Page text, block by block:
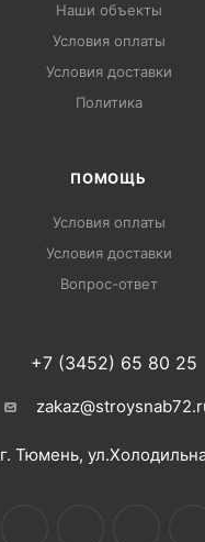
Наши объекты
Условия оплаты
Условия доставки
Политика
ПОМОЩЬ
Условия оплаты
Условия доставки
Вопрос-ответ
+7 (3452) 65 80 25
г. Тюмень,